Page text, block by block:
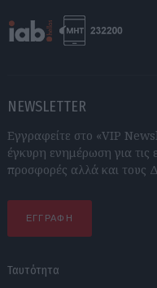
NEWSLETTER
Εγγραφείτε στο «VIP
έγκυρη ενημέρωση για τις
προσφορές αλλά και τους
ΕΓΓΡΑΦΗ
Ταυτότητα